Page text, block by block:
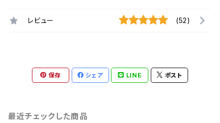
レビュー (52)
保存 シェア LINE ポスト
最近チェックした商品